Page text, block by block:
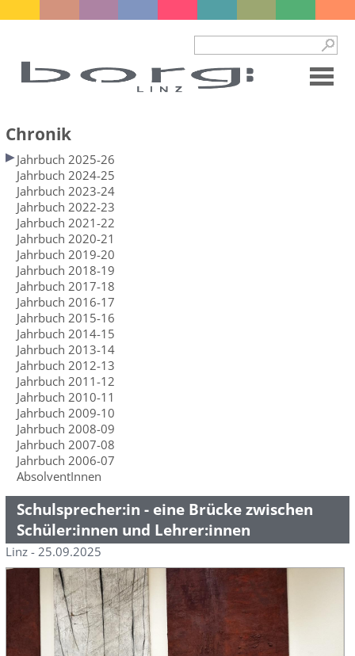
Chronik
Jahrbuch 2025-26
Jahrbuch 2024-25
Jahrbuch 2023-24
Jahrbuch 2022-23
Jahrbuch 2021-22
Jahrbuch 2020-21
Jahrbuch 2019-20
Jahrbuch 2018-19
Jahrbuch 2017-18
Jahrbuch 2016-17
Jahrbuch 2015-16
Jahrbuch 2014-15
Jahrbuch 2013-14
Jahrbuch 2012-13
Jahrbuch 2011-12
Jahrbuch 2010-11
Jahrbuch 2009-10
Jahrbuch 2008-09
Jahrbuch 2007-08
Jahrbuch 2006-07
AbsolventInnen
Schulsprecher:in - eine Brücke zwischen
Schüler:innen und Lehrer:innen
Linz - 25.09.2025